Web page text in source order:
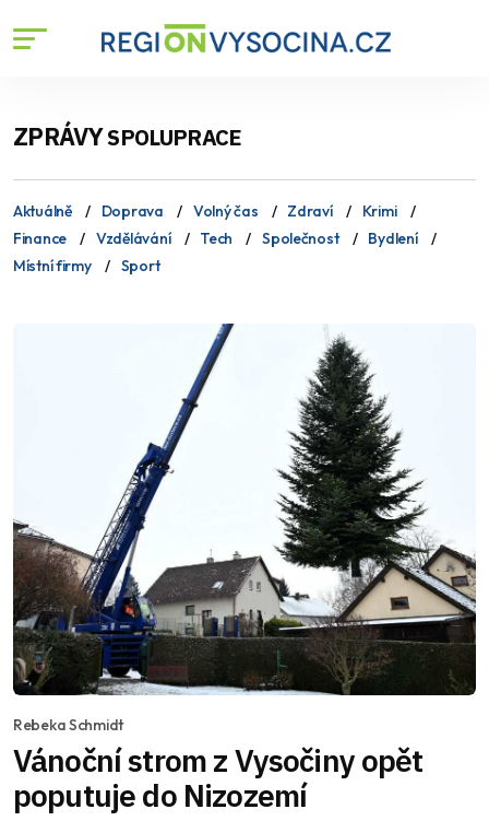
ZPRÁVYSPOLUPRACE
Aktuálně Doprava Volný čas Zdraví
Krimi
Finance
Vzdělávání Tech Společnost
Bydlení
Místní firmy
Sport
Rebeka Schmidt
Vánoční strom z Vysočiny opět
poputuje do Nizozemí